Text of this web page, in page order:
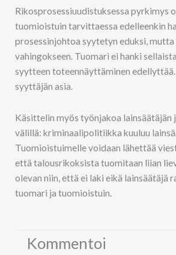
Rikosprosessiuudistuksessa pyrkimys
tuomioistuin tarvittaessa edelleenkin
prosessinjohtoa syytetyn eduksi, mutta
vahingokseen. Tuomari ei hanki
syytteen toteennäyttäminen
syyttäjän asia.
Käsittelin myös työnjakoa lainsäätäjän
välillä: kriminaalipolitiikka kuuluu
Tuomioistuimelle voidaan lähettää
että talousrikoksista tuomitaan liian
olevan niin, että ei laki eikä lainsäätäjä
tuomari ja tuomioistuin.
Kommentoi